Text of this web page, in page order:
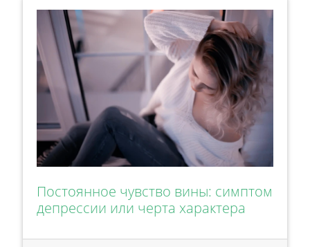
Постоянное чувство вины: симптом
депрессии или черта характера